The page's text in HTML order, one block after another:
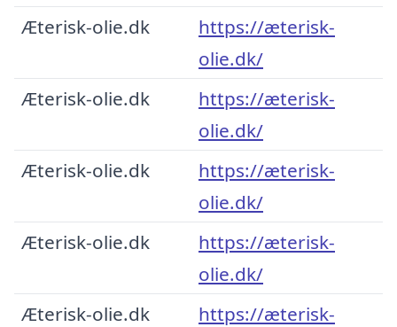
Æterisk-olie.dk
https://æterisk-
olie.dk/
Æterisk-olie.dk
https://æterisk-
olie.dk/
Æterisk-olie.dk
https://æterisk-
olie.dk/
Æterisk-olie.dk
https://æterisk-
olie.dk/
Æterisk-olie.dk
https://æterisk-